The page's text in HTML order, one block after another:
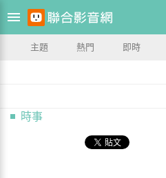
主題 熱門 即時
時事